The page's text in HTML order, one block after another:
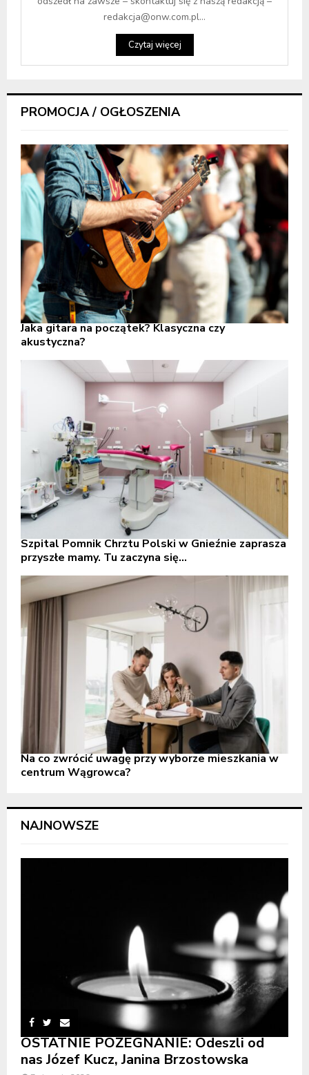
redakcja@onw.com.pl...
Czytaj więcej
PROMOCJA / OGŁOSZENIA
Jaka gitara na początek? Klasyczna czy
akustyczna?
Szpital Pomnik Chrztu Polski w Gnieźnie zaprasza
przyszłe mamy. Tu zaczyna się...
Na co zwrócić uwagę przy wyborze mieszkania w
centrum Wągrowca?
NAJNOWSZE
OSTATNIE POŻEGNANIE: Odeszli od
nas Józef Kucz, Janina Brzostowska